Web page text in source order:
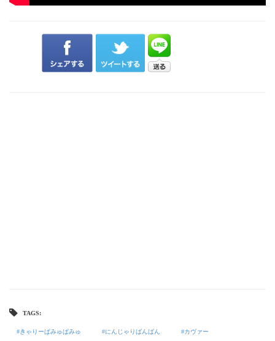
TAGS:
きゃりーぱみゅぱみゅ にんじゃりばんばん カヴァー